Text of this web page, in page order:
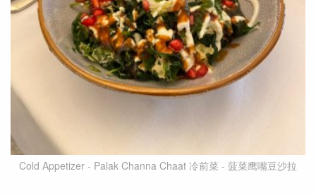
Cold Appetizer - Palak Channa Chaat 冷前菜 - 菠菜鹰嘴豆沙拉